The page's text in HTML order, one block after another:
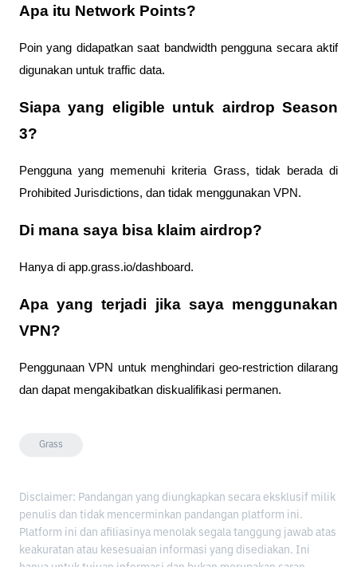
Apa itu Network Points?
Poin yang didapatkan saat bandwidth pengguna secara aktif
digunakan untuk traffic data.
Siapa yang eligible untuk airdrop Season
3?
Pengguna yang memenuhi kriteria Grass, tidak berada di
Prohibited Jurisdictions, dan tidak menggunakan VPN.
Di mana saya bisa klaim airdrop?
Hanya di app.grass.io/dashboard.
Apa yang terjadi jika saya menggunakan
VPN?
Penggunaan VPN untuk menghindari geo-restriction dilarang
dan dapat mengakibatkan diskualifikasi permanen.
Grass
Disclaimer: Pandangan yang diungkapkan secara eksklusif milik
penulis dan tidak mencerminkan pandangan platform ini.
Platform ini dan afiliasinya menolak segala tanggung jawab atas
keakuratan atau kesesuaian informasi yang disediakan. Ini